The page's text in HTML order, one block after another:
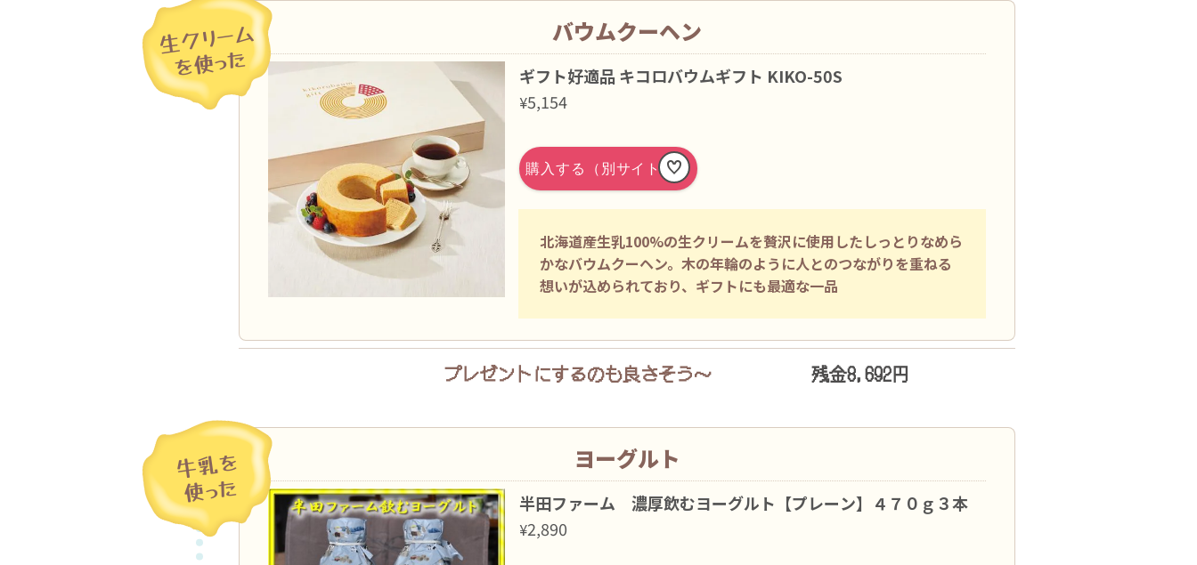
バウムクーヘン
ギフト好適品 キコロバウムギフト KIKO-50S
¥5,154
北海道産生乳100%の生クリームを贅沢に使用したしっとりなめら
かなバウムクーヘン。木の年輪のように人とのつながりを重ねる
想いが込められており、ギフトにも最適な一品
プレゼントにするのも良さそう～ 残金8,692円
ヨーグルト
半田ファーム 濃厚飲むヨーグルト【プレーン】４７０ｇ３本
¥2,890